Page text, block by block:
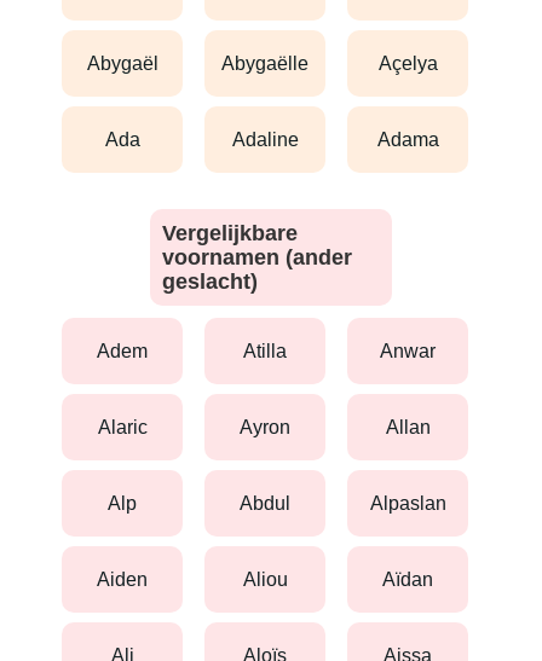
abygaël abygaëlle açelya
ada adaline adama
Vergelijkbare
voornamen (ander
geslacht)
adem atilla anwar
alaric ayron allan
alp abdul alpaslan
aiden aliou aïdan
ali aloïs aissa